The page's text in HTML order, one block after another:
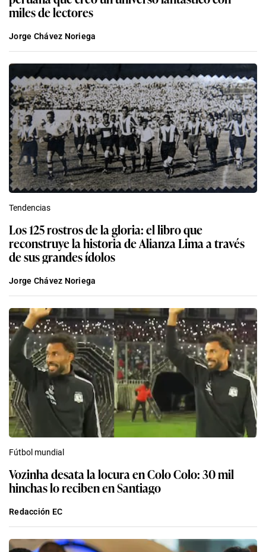
miles de lectores
Jorge Chávez Noriega
Tendencias
Los 125 rostros de la gloria: el libro que
reconstruye la historia de Alianza Lima a través
de sus grandes ídolos
Jorge Chávez Noriega
Fútbol mundial
Vozinha desata la locura en Colo Colo: 30 mil
hinchas lo reciben en Santiago
Redacción EC